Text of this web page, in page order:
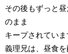
その後もずっと
のまま
キープされて
義理兄は、昼食